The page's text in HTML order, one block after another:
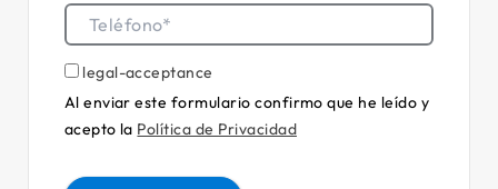
legal-acceptance
Al enviar este formulario confirmo que he leído y
acepto la Política de Privacidad